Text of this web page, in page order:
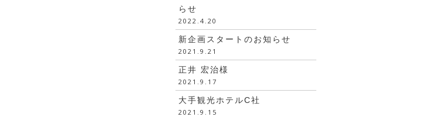
らせ
2022.4.20
新企画スタートのお知らせ
2021.9.21
正井 宏治様
2021.9.17
大手観光ホテルC社
2021.9.15